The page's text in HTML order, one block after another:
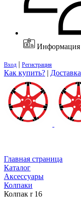
Информация
Вход | Регистрация
Как купить? | Доставка
Главная страница
Каталог
Аксессуары
Колпаки
Колпак r 16